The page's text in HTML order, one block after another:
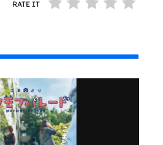
RATE IT